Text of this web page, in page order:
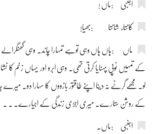
اجنبی :ماں !
کانتا، شانتا :بھیا!
ماں :ہاں ہاں وہی توہے تمہارا چاند۔ وہی گھنگرالے
کے تمہیں ٹوپی پہنایا کرتی تھی۔ وہی ابرو اور یہاں زخم کا
لو۔ مجھے گرنے نہ دینا اپنے طاقتور بازوؤں کا سہارا دو۔
کے روشن ستارے۔ میری اجڑی زندگی کے اجیارے۔ ۔ ۔
اجنبی :ماں۔